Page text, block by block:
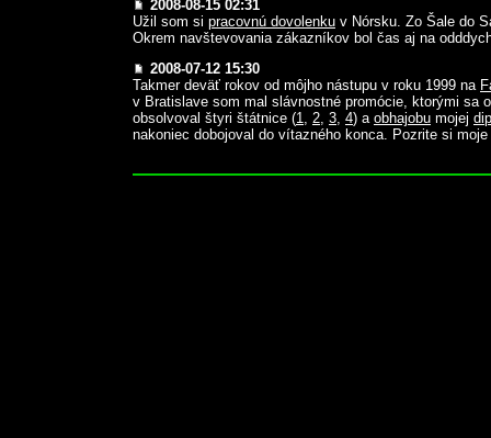
2008-08-15 02:31
Užil som si pracovnú dovolenku v Nórsku. Zo Šale do
Okrem navštevovania zákazníkov bol čas aj na
2008-07-12 15:30
Takmer deväť rokov od môjho nástupu v roku 1999 na
v Bratislave som mal slávnostné promócie, ktorými sa
obsolvoval štyri štátnice (1 2 3 4) a obhajobu mojej
nakoniec dobojoval do vítazného konca. Pozrite si moje